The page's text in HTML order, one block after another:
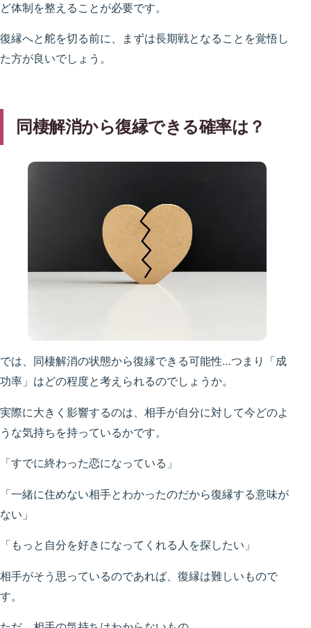
ど体制を整えることが必要です。
復縁へと舵を切る前に、まずは長期戦となることを覚悟し
た方が良いでしょう。
同棲解消から復縁できる確率は？
では、同棲解消の状態から復縁できる可能性…つまり「成
功率」はどの程度と考えられるのでしょうか。
実際に大きく影響するのは、相手が自分に対して今どのよ
うな気持ちを持っているかです。
「すでに終わった恋になっている」
「一緒に住めない相手とわかったのだから復縁する意味が
ない」
「もっと自分を好きになってくれる人を探したい」
相手がそう思っているのであれば、復縁は難しいもので
す。